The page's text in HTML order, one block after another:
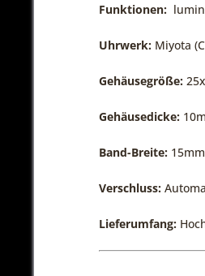
Funktionen:
Uhrwerk: Miyota
Gehäusegröße:
Gehäusedicke:
Band-Breite:
Verschluss:
Lieferumfang: